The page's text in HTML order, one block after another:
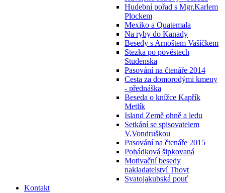
Hudební pořad s Mgr.Karlem
Plockem
Mexiko a Quatemala
Na ryby do Kanady
Besedy s Arnoštem Vašíčkem
Stezka po pověstech
Studenska
Pasování na čtenáře 2014
Cesta za domorodými kmeny
- přednáška
Beseda o knížce Kapřík
Metlík
Island Země ohně a ledu
Setkání se spisovatelem
V.Vondruškou
Pasování na čtenáře 2015
Pohádková šipkovaná
Motivační besedy
nakladatelství Thovt
Svatojakubská pouť
Kontakt